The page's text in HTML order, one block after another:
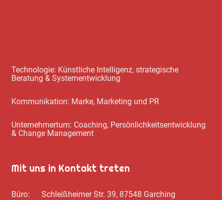
Technologie: Künstliche Intelligenz, strategische
Beratung & Systementwicklung
Kommunikation: Marke, Marketing und PR
Unternehmertum: Coaching, Persönlichkeitsentwicklung
& Change Management
Mit uns in Kontakt treten
Büro: Schleißheimer Str. 39, 87548 Garching